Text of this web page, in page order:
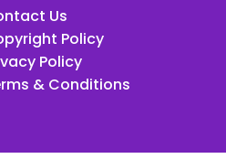
Us
Policy
Policy
& Conditions